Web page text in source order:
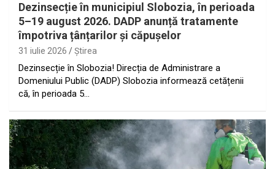
Dezinsecție în municipiul Slobozia, în perioada
5–19 august 2026. DADP anunță tratamente
împotriva țânțarilor și căpușelor
31 iulie 2026 Ştirea
Dezinsecție în Slobozia! Direcția de Administrare a
Domeniului Public (DADP) Slobozia informează cetățenii
că, în perioada 5…